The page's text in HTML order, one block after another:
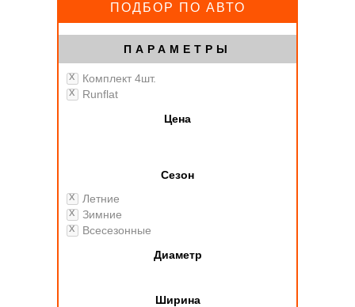
ПОДБОР ПО АВТО
ПАРАМЕТРЫ
Комплект 4шт.
Runflat
Цена
Сезон
Летние
Зимние
Всесезонные
Диаметр
Ширина